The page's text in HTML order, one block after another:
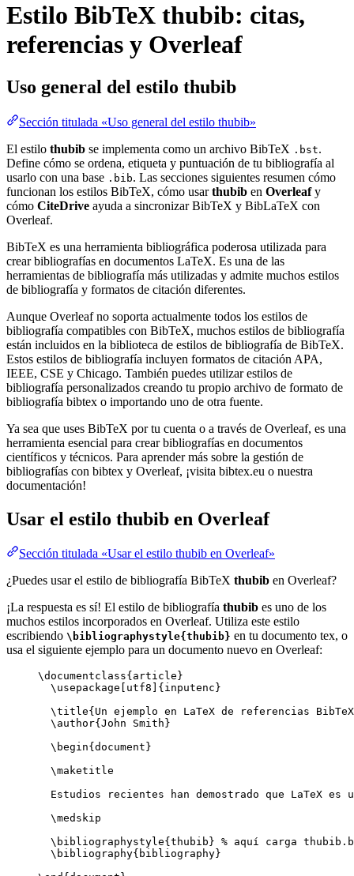
Estilo BibTeX thubib: citas,
referencias y Overleaf
Uso general del estilo thubib
Sección titulada «Uso general del estilo thubib»
El estilo thubib se implementa como un archivo BibTeX .bst.
Define cómo se ordena, etiqueta y puntuación de tu bibliografía al
usarlo con una base .bib. Las secciones siguientes resumen cómo
funcionan los estilos BibTeX, cómo usarthubib en Overleafy
cómo CiteDrive ayuda a sincronizar BibTeX y BibLaTeX con
Overleaf.
BibTeX es una herramienta bibliográfica poderosa utilizada para
crear bibliografías en documentos LaTeX. Es una de las
herramientas de bibliografía más utilizadas y admite muchos estilos
de bibliografía y formatos de citación diferentes.
Aunque Overleaf no soporta actualmente todos los estilos de
bibliografía compatibles con BibTeX, muchos estilos de bibliografía
están incluidos en la biblioteca de estilos de bibliografía de BibTeX.
Estos estilos de bibliografía incluyen formatos de citación APA,
IEEE, CSE y Chicago. También puedes utilizar estilos de
bibliografía personalizados creando tu propio archivo de formato de
bibliografía bibtex o importando uno de otra fuente.
Ya sea que uses BibTeX por tu cuenta o a través de Overleaf, es una
herramienta esencial para crear bibliografías en documentos
científicos y técnicos. Para aprender más sobre la gestión de
bibliografías con bibtex y Overleaf, ¡visita bibtex.eu o nuestra
documentación!
Usar el estilo thubib en Overleaf
Sección titulada «Usar el estilo thubib en Overleaf»
¿Puedes usar el estilo de bibliografía BibTeX thubib en Overleaf?
¡La respuesta es sí! El estilo de bibliografía thubib es uno de los
muchos estilos incorporados en Overleaf. Utiliza este estilo
escribiendo \bibliographystyle{thubib} en tu documento tex, o
usa el siguiente ejemplo para un documento nuevo en Overleaf:
\documentclass{ article }
\usepackage
utf8 ]{ inputenc }
\title{Un ejemplo en LaTeX de referencias
\author{John Smith}
\begin{ document }
\maketitle
Estudios recientes han demostrado que LaTeX
\medskip
\bibliographystyle{thubib} % aquí carga
\bibliography{bibliography}